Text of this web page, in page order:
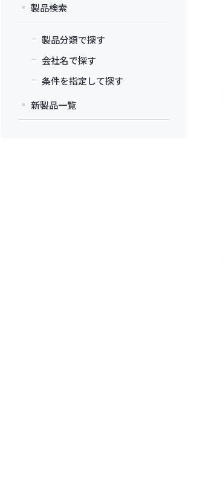
製品検索
製品分類で探す
会社名で探す
条件を指定して探す
新製品一覧